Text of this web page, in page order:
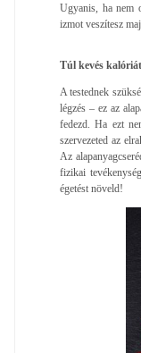
Ugyanis, ha nem
izmot veszítesz
Túl kevés
A testednek
légzés – ez az
fedezd. Ha ezt
szervezeted az
Az
fizikai
égetést növeld!